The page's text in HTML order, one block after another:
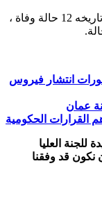
كما أشار البيان الى أن عدد حالات الوفاة حتى تاريخه 12 حالة وفاة ،
انتشار فيروس
عمان
القرارات الحكومية
للجنة العليا
نكون قد وفقنا